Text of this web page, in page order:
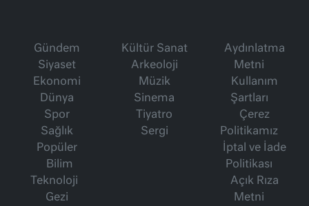
Gündem
Siyaset
Ekonomi
Dünya
Spor
Sağlık
Popüler
Bilim
Teknoloji
Gezi
Kültür Sanat
Arkeoloji
Müzik
Sinema
Tiyatro
Sergi
Aydınlatma
Metni
Kullanım
Şartları
Çerez
Politikamız
İptal ve İade
Politikası
Açık Rıza
Metni